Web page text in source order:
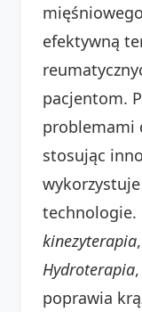
efektywną
pacjentom.
problemami
stosując
technologie.
kinezyterapia,
Hydroterapia
poprawia